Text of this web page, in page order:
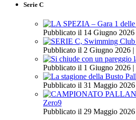
Serie C
Pubblicato il 14 Giugno 2026
Pubblicato il 2 Giugno 2026 |
Pubblicato il 1 Giugno 2026 |
Pubblicato il 31 Maggio 2026
Zero9
Pubblicato il 29 Maggio 2026